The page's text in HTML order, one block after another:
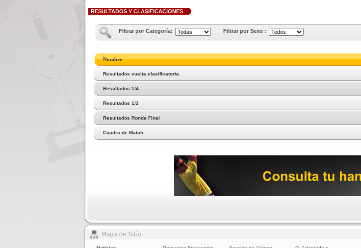
RESULTADOS Y CLASIFICACIONES
Filtrar por Categoría: Filtrar por Sexo :
Nombre
Resultados vuelta clasificatoria
Resultados 1/4
Resultados 1/2
Resultados Ronda Final
Cuadro de Match